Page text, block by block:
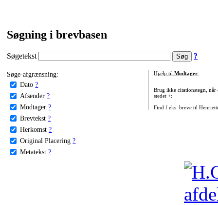
Søgning i brevbasen
Søgetekst ?
Søge-afgrænsning:
Dato ?
Afsender ?
Modtager ?
Brevtekst ?
Herkomst ?
Original Placering ?
Metatekst ?
Hjælp til Modtager:
Brug ikke citationstegn, når
stedet +:
Find f.eks. breve til